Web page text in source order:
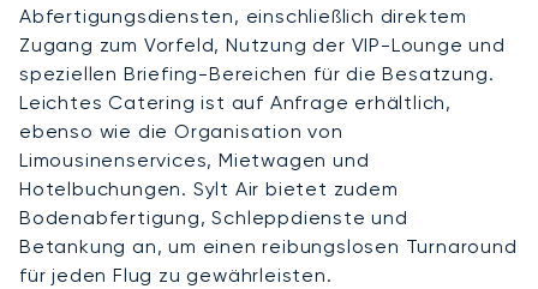
Abfertigungsdiensten, einschließlich direktem
Zugang zum Vorfeld, Nutzung der VIP-Lounge und
speziellen Briefing-Bereichen für die Besatzung.
Leichtes Catering ist auf Anfrage erhältlich,
ebenso wie die Organisation von
Limousinenservices, Mietwagen und
Hotelbuchungen. Sylt Air bietet zudem
Bodenabfertigung, Schleppdienste und
Betankung an, um einen reibungslosen Turnaround
für jeden Flug zu gewährleisten.